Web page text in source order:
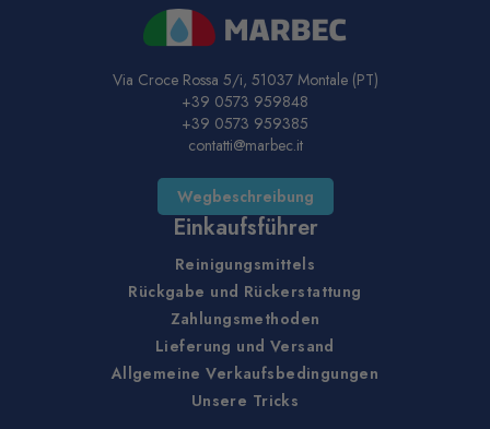
Via Croce Rossa 5/i, 51037 Montale (PT)
+39 0573 959848
+39 0573 959385
contatti@marbec.it
Wegbeschreibung
Einkaufsführer
Reinigungsmittels
Rückgabe und Rückerstattung
Zahlungsmethoden
Lieferung und Versand
Allgemeine Verkaufsbedingungen
Unsere Tricks